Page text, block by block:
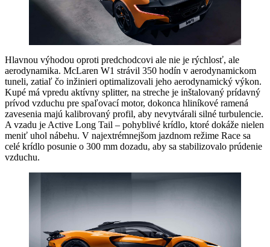
Hlavnou výhodou oproti predchodcovi ale nie je rýchlosť, ale
aerodynamika. McLaren W1 strávil 350 hodín v aerodynamickom
tuneli, zatiaľ čo inžinieri optimalizovali jeho aerodynamický výkon.
Kupé má vpredu aktívny splitter, na streche je inštalovaný prídavný
prívod vzduchu pre spaľovací motor, dokonca hliníkové ramená
zavesenia majú kalibrovaný profil, aby nevytvárali silné turbulencie.
A vzadu je Active Long Tail – pohyblivé krídlo, ktoré dokáže nielen
meniť uhol nábehu. V najextrémnejšom jazdnom režime Race sa
celé krídlo posunie o 300 mm dozadu, aby sa stabilizovalo prúdenie
vzduchu.